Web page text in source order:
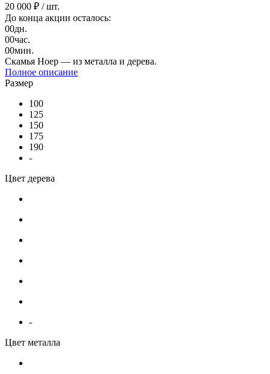
20 000 ₽ / шт.
До конца акции осталось:
00дн.
00час.
00мин.
Скамья Ноер — из металла и дерева.
Полное описание
Размер
100
125
150
175
190
-
Цвет дерева
-
Цвет металла